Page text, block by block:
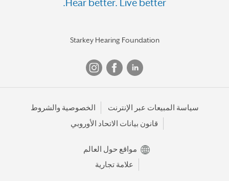
Hear better. Live better.
Starkey Hearing Foundation
سياسة المبيعات عبر الإنترنت الخصوصية والشروط
قانون بيانات الاتحاد الأوروبي
مواقع حول العالم
علامة تجارية